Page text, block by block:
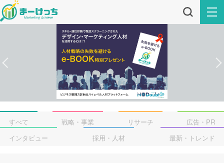
すべて 戦略・事業 リサーチ
広告・PR
インタビュー
採用・人材 最新・トレンド